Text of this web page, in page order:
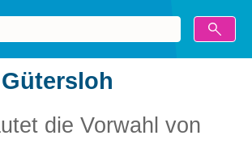
die Vorwahl von